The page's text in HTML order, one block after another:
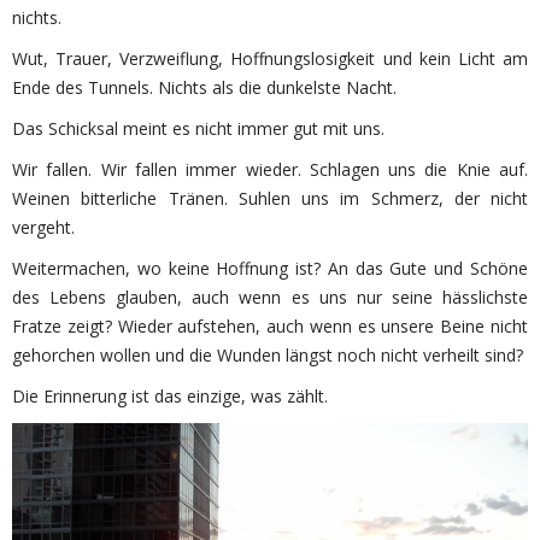
nichts.
Wut, Trauer, Verzweiflung, Hoffnungslosigkeit und kein Licht am
Ende des Tunnels. Nichts als die dunkelste Nacht.
Das Schicksal meint es nicht immer gut mit uns.
Wir fallen. Wir fallen immer wieder. Schlagen uns die Knie auf.
Weinen bitterliche Tränen. Suhlen uns im Schmerz, der nicht
vergeht.
Weitermachen, wo keine Hoffnung ist? An das Gute und Schöne
des Lebens glauben, auch wenn es uns nur seine hässlichste
Fratze zeigt? Wieder aufstehen, auch wenn es unsere Beine nicht
gehorchen wollen und die Wunden längst noch nicht verheilt sind?
Die Erinnerung ist das einzige, was zählt.